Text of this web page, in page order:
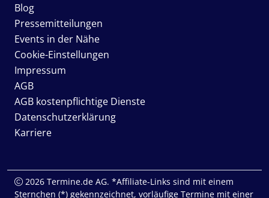
Blog
Pressemitteilungen
Events in der Nähe
Cookie-Einstellungen
Impressum
AGB
AGB kostenpflichtige Dienste
Datenschutzerklärung
Karriere
2026 Termine.de AG. *Affiliate-Links sind mit einem
Sternchen (*) gekennzeichnet, vorläufige Termine mit einer